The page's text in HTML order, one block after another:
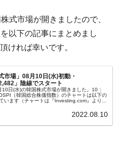
ォン安が急進！ 日米の協調
では。
』車への補助金を全廃 ⇒ 実
スティールが着韓！⇒ さっそ
！」「極右勢力」のプラカー
韓国レバレッジETFの清算は
式市場が開きましたので、
以下の記事にまとめまし
ければ幸いです。
市場」08月10日(水)初動・
」陰線でスタート
日(水)の韓国株式市場が開きました。10：
（韓国総合株価指数）のチャートは以下の
います（チャートは『Investing.com』より引
2022.08.10